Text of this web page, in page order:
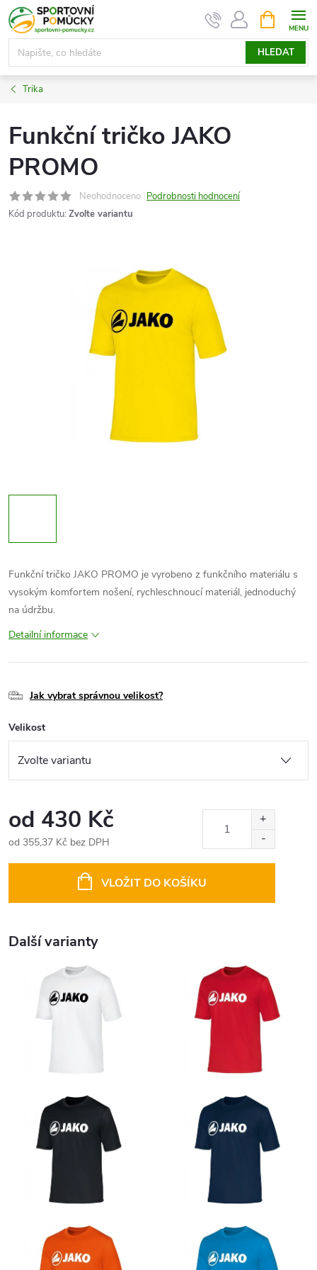
Přejít
na
obsah
HLEDAT
NÁKUPNÍ
KOŠÍK
Trika
Funkční tričko JAKO
PROMO
Neohodnoceno Podrobnosti hodnocení
Kód produktu: Zvolte variantu
Funkční tričko JAKO PROMO je vyrobeno z funkčního materiálu s
vysokým komfortem nošení, rychleschnoucí materiál, jednoduchý
na údržbu.
Detailní informace
Jak vybrat správnou velikost?
Velikost
od 430 Kč
od 355,37 Kč bez DPH
VLOŽIT DO KOŠÍKU
Další varianty